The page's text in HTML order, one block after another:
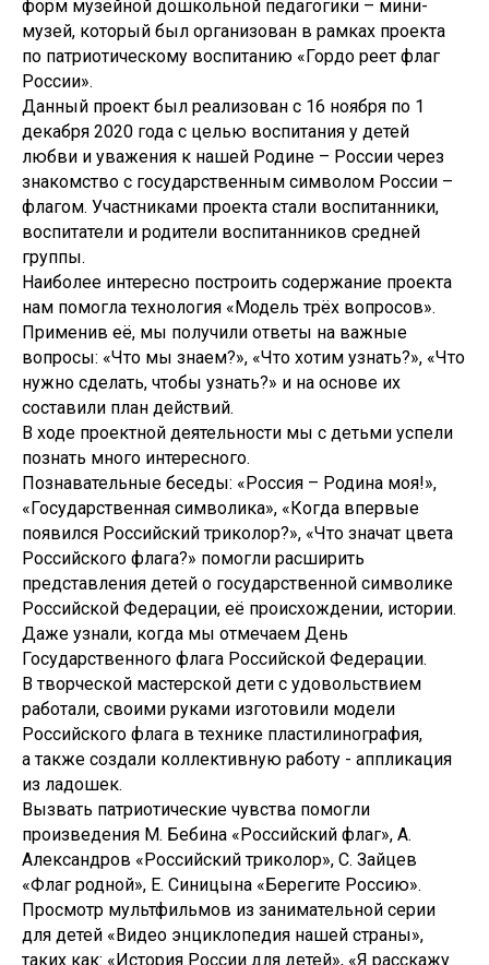
форм музейной дошкольной педагогики – мини-
музей, который был организован в рамках проекта
по патриотическому воспитанию «Гордо реет флаг
России».
Данный проект был реализован с 16 ноября по 1
декабря 2020 года с целью воспитания у детей
любви и уважения к нашей Родине – России через
знакомство с государственным символом России –
флагом. Участниками проекта стали воспитанники,
воспитатели и родители воспитанников средней
группы.
Наиболее интересно построить содержание проекта
нам помогла технология «Модель трёх вопросов».
Применив её, мы получили ответы на важные
вопросы: «Что мы знаем?», «Что хотим узнать?», «Что
нужно сделать, чтобы узнать?» и на основе их
составили план действий.
В ходе проектной деятельности мы с детьми успели
познать много интересного.
Познавательные беседы: «Россия – Родина моя!»,
«Государственная символика», «Когда впервые
появился Российский триколор?», «Что значат цвета
Российского флага?» помогли расширить
представления детей о государственной символике
Российской Федерации, её происхождении, истории.
Даже узнали, когда мы отмечаем День
Государственного флага Российской Федерации.
В творческой мастерской дети с удовольствием
работали, своими руками изготовили модели
Российского флага в технике пластилинография,
а также создали коллективную работу - аппликация
из ладошек.
Вызвать патриотические чувства помогли
произведения М. Бебина «Российский флаг», А.
Александров «Российский триколор», С. Зайцев
«Флаг родной», Е. Синицына «Берегите Россию».
Просмотр мультфильмов из занимательной серии
для детей «Видео энциклопедия нашей страны»,
таких как: «История России для детей», «Я расскажу